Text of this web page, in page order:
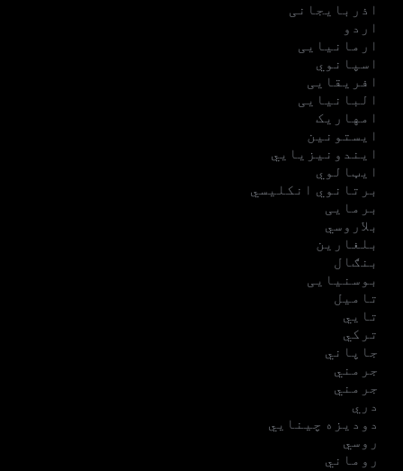
اذربایجانی
اردو
ارمانیایی
اسپانوي
افریقایی
البانیایی
امهاریک
ایستونین
ایندونیزیایي
ایټالوي
برتانوي انکلیسي
برمایی
بلاروسي
بلغارین
بنګال
بوسنیایی
تامیل
تایي
ترکي
جاپاني
جرمني
جرمني
دري
دودیزه چینایي
روسي
روماني